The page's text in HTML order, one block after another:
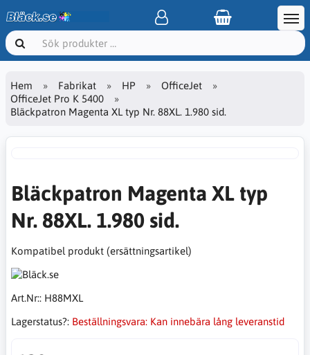
Hem Fabrikat HP
OfficeJet
OfficeJet Pro K 5400
Bläckpatron Magenta XL typ Nr. 88XL. 1.980 sid.
Bläckpatron Magenta XL typ
Nr. 88XL. 1.980 sid.
Kompatibel produkt (ersättningsartikel)
Art.Nr:: H88MXL
Lagerstatus?: Beställningsvara: Kan innebära lång leveranstid